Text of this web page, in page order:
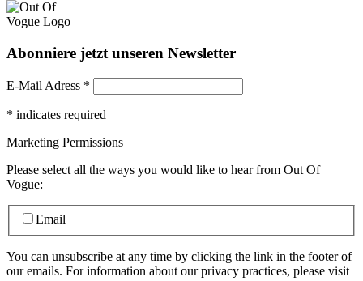
Abonniere jetzt unseren Newsletter
E-Mail Adress *
* indicates required
Marketing Permissions
Please select all the ways you would like to hear from Out Of
Vogue:
Email
You can unsubscribe at any time by clicking the link in the footer of
our emails. For information about our privacy practices, please visit